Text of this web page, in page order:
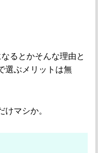
るとかそんな理由と
選ぶメリットは無
マシか。